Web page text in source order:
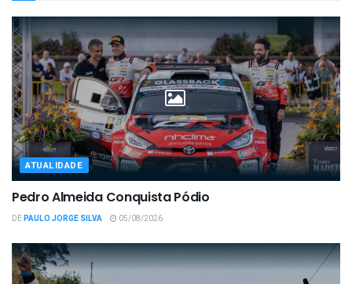
ATUALIDADE
Pedro Almeida Conquista Pódio
DEPAULO JORGE SILVA 05/08/2026